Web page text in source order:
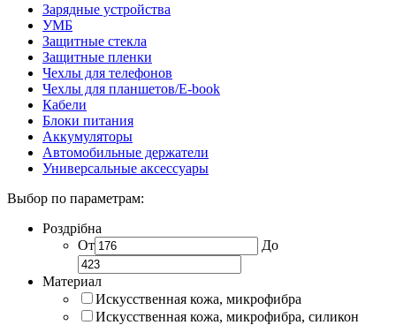
Зарядные устройства
УМБ
Защитные стекла
Защитные пленки
Чехлы для телефонов
Чехлы для планшетов/E-book
Кабели
Блоки питания
Аккумуляторы
Автомобильные держатели
Универсальные аксессуары
Выбор по параметрам:
Роздрібна
От
До
Материал
Искусственная кожа, микрофибра
Искусственная кожа, микрофибра, силикон